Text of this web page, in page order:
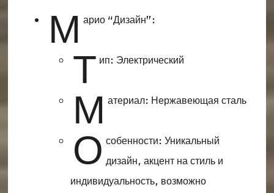
М арио “Дизайн”:
Т ип: Электрический
М атериал: Нержавеющая сталь
О собенности: Уникальный
дизайн, акцент на стиль и
индивидуальность, возможно